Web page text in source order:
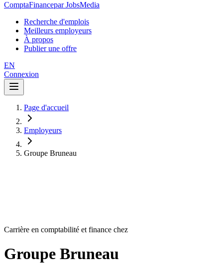
ComptaFinancepar JobsMedia
Recherche d'emplois
Meilleurs employeurs
À propos
Publier une offre
EN
Connexion
Page d'accueil
Employeurs
Groupe Bruneau
Carrière en comptabilité et finance chez
Groupe Bruneau